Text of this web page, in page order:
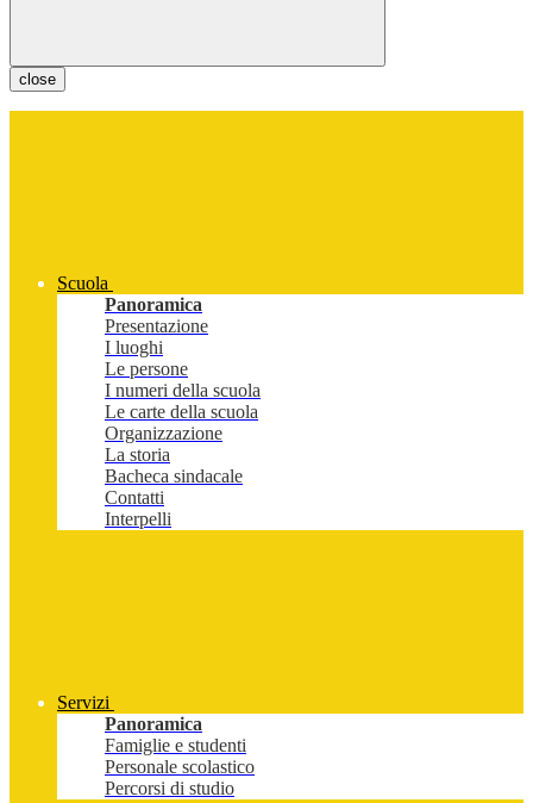
close
Scuola
Panoramica
Presentazione
I luoghi
Le persone
I numeri della scuola
Le carte della scuola
Organizzazione
La storia
Bacheca sindacale
Contatti
Interpelli
Servizi
Panoramica
Famiglie e studenti
Personale scolastico
Percorsi di studio